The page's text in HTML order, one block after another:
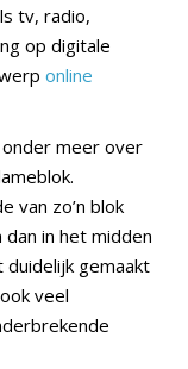
tv, radio,
op digitale
online
meer over
van zo’n blok
in het midden
duidelijk gemaakt
veel